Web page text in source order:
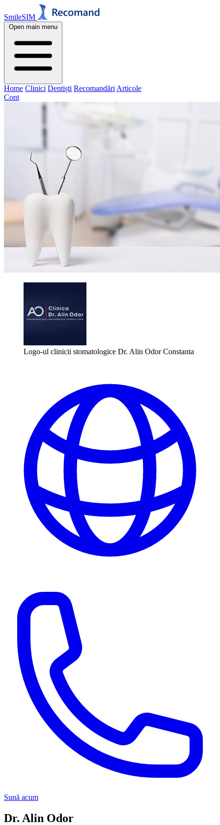
SmileSIM
Open main menu
Home Clinici Dentiști Recomandări Articole
Cont
Logo-ul clinicii stomatologice Dr. Alin Odor Constanta
Sună acum
Dr. Alin Odor